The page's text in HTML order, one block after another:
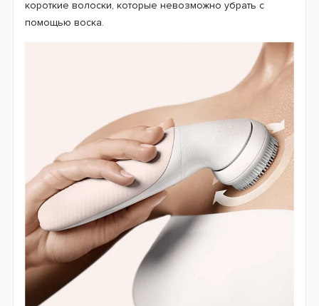
короткие волоски, которые невозможно убрать с
помощью воска.